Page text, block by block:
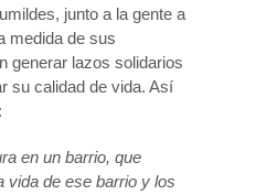
junto a la gente a
medida de sus
generar lazos solidarios
su calidad de vida. Así
en un barrio, que
vida de ese barrio y los